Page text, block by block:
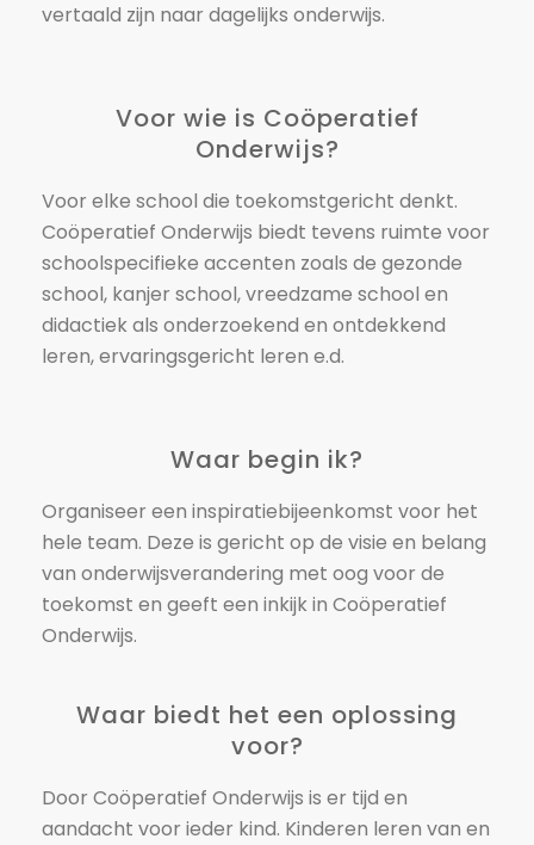
vertaald zijn naar dagelijks onderwijs.
Voor wie is Coöperatief
Onderwijs?
Voor elke school die toekomstgericht denkt.
Coöperatief Onderwijs biedt tevens ruimte voor
schoolspecifieke accenten zoals de gezonde
school, kanjer school, vreedzame school en
didactiek als onderzoekend en ontdekkend
leren, ervaringsgericht leren e.d.
Waar begin ik?
Organiseer een inspiratiebijeenkomst voor het
hele team. Deze is gericht op de visie en belang
van onderwijsverandering met oog voor de
toekomst en geeft een inkijk in Coöperatief
Onderwijs.
Waar biedt het een oplossing
voor?
Door Coöperatief Onderwijs is er tijd en
aandacht voor ieder kind. Kinderen leren van en